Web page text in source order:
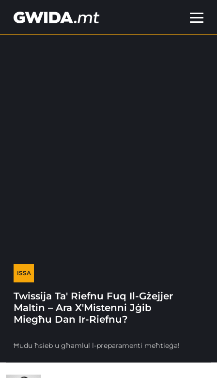
ISSA
Twissija Ta' Riefnu Fuq Il-Gżejjer
Maltin – Ara X'Mistenni Jġib
Miegħu Dan Ir-Riefnu?
Ħudu ħsieb u għamlul l-preparamenti meħtieġa!